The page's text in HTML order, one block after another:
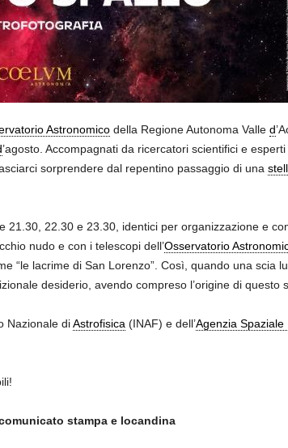
Astronomicodella Regione Autonoma Valle d
’agosto. Accompagnati da ricercatori scientifici e
sorprendere dal repentino passaggio di una
22.30 e 23.30, identici per organizzazione e
nudo e con i telescopi dell’Osservatorio
“le lacrime di San Lorenzo”. Così, quando una scia
desiderio, avendo compreso l’origine di questo
Nazionale diAstrofisica(INAF) e dell’Agenzia Spaziale
stampa e locandina